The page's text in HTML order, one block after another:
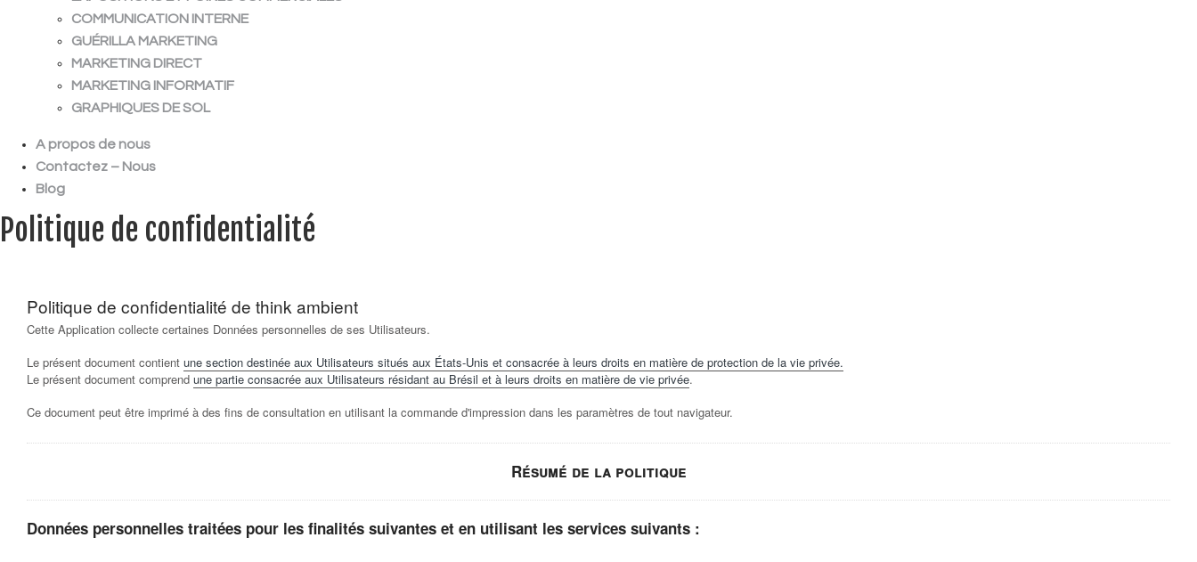
COMMUNICATION INTERNE
GUÉRILLA MARKETING
MARKETING DIRECT
MARKETING INFORMATIF
GRAPHIQUES DE SOL
A propos de nous
Contactez – Nous
Blog
Politique de confidentialité
Politique de confidentialité de think ambient
Cette Application collecte certaines Données personnelles de ses Utilisateurs.
Le présent document contient une section destinée aux Utilisateurs situés aux États-Unis et consacrée à leurs droits en matière de protection de la vie privée.
Le présent document comprend une partie consacrée aux Utilisateurs résidant au Brésil et à leurs droits en matière de vie privée.
Ce document peut être imprimé à des fins de consultation en utilisant la commande d'impression dans les paramètres de tout navigateur.
Résumé de la politique
Données personnelles traitées pour les finalités suivantes et en utilisant les services suivants :